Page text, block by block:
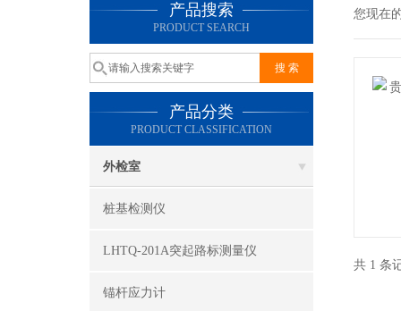
产品搜索
PRODUCT SEARCH
产品分类
PRODUCT CLASSIFICATION
外检室
桩基检测仪
LHTQ-201A突起路标测量仪
锚杆应力计
您现在
共 1 条